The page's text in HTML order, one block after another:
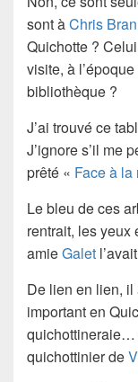
sont àChris
Quichotte ?
visite, à
bibliothèque ?
J’ai trouvé ce
J’ignore s’il me
prêté « Face à la
Le bleu de ces
rentrait, les yeux
amieGalet
De lien en lien,
important en
quichottineraie…
quichottinier de